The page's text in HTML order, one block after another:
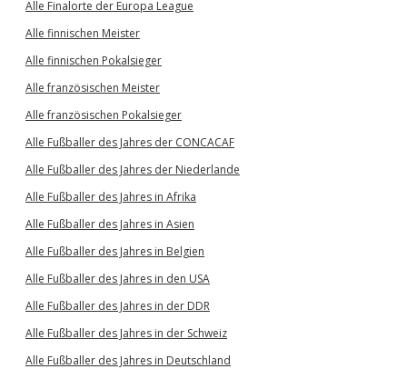
Alle Finalorte der Europa League
Alle finnischen Meister
Alle finnischen Pokalsieger
Alle französischen Meister
Alle französischen Pokalsieger
Alle Fußballer des Jahres der CONCACAF
Alle Fußballer des Jahres der Niederlande
Alle Fußballer des Jahres in Afrika
Alle Fußballer des Jahres in Asien
Alle Fußballer des Jahres in Belgien
Alle Fußballer des Jahres in den USA
Alle Fußballer des Jahres in der DDR
Alle Fußballer des Jahres in der Schweiz
Alle Fußballer des Jahres in Deutschland